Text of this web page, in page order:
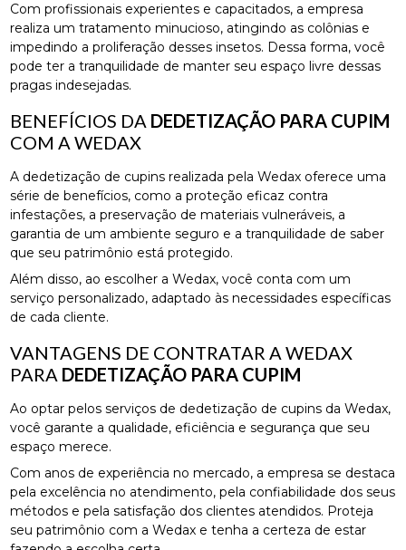
Com profissionais experientes e capacitados, a empresa
realiza um tratamento minucioso, atingindo as colônias e
impedindo a proliferação desses insetos. Dessa forma, você
pode ter a tranquilidade de manter seu espaço livre dessas
pragas indesejadas.
BENEFÍCIOS DA DEDETIZAÇÃO PARA CUPIM
COM A WEDAX
A dedetização de cupins realizada pela Wedax oferece uma
série de benefícios, como a proteção eficaz contra
infestações, a preservação de materiais vulneráveis, a
garantia de um ambiente seguro e a tranquilidade de saber
que seu patrimônio está protegido.
Além disso, ao escolher a Wedax, você conta com um
serviço personalizado, adaptado às necessidades específicas
de cada cliente.
VANTAGENS DE CONTRATAR A WEDAX
PARA DEDETIZAÇÃO PARA CUPIM
Ao optar pelos serviços de dedetização de cupins da Wedax,
você garante a qualidade, eficiência e segurança que seu
espaço merece.
Com anos de experiência no mercado, a empresa se destaca
pela excelência no atendimento, pela confiabilidade dos seus
métodos e pela satisfação dos clientes atendidos. Proteja
seu patrimônio com a Wedax e tenha a certeza de estar